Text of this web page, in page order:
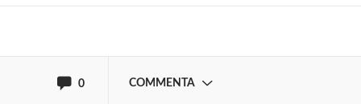
0 COMMENTA